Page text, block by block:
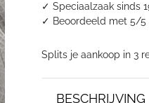
✓ Speciaalzaak sinds
✓ Beoordeeld met 5/5
Splits je aankoop in 3
BESCHRIJVING